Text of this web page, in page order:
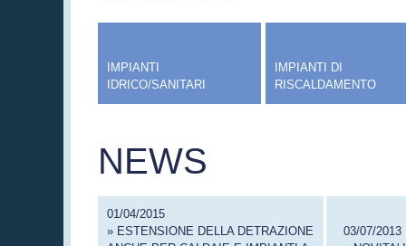
IMPIANTI
IDRICO/SANITARI
IMPIANTI DI
RISCALDAMENTO
NEWS
01/04/2015
» ESTENSIONE DELLA DETRAZIONE
03/07/2013